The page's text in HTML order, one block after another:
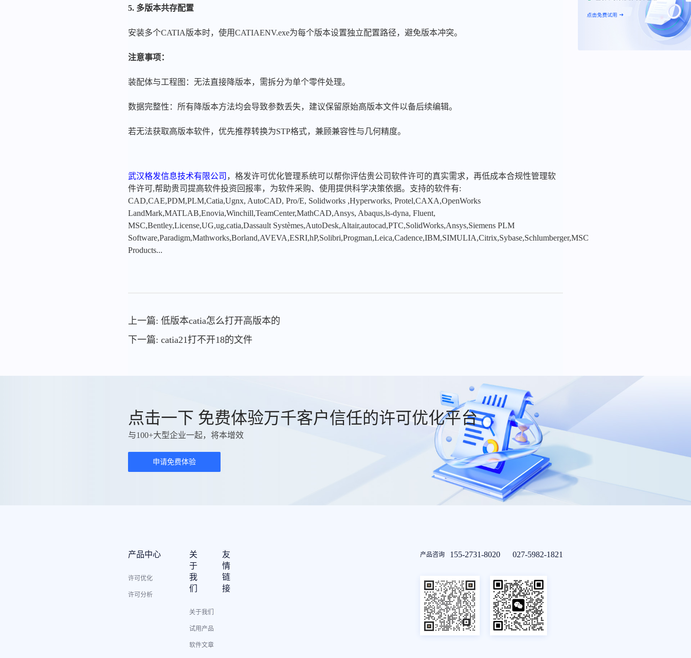
5. 多版本共存配置
安装多个CATIA版本时，使用CATIAENV.exe为每个版本设置独立配置路径，避免版本冲突。
注意事项：
装配体与工程图：无法直接降版本，需拆分为单个零件处理。
数据完整性：所有降版本方法均会导致参数丢失，建议保留原始高版本文件以备后续编辑。
若无法获取高版本软件，优先推荐转换为STP格式，兼顾兼容性与几何精度。
武汉格发信息技术有限公司 ，格发许可优化管理系统可以帮你评估贵公司软件许可的真实需求，再低成本合规性管理软
件许可,帮助贵司提高软件投资回报率，为软件采购、使用提供科学决策依据。支持的软件有:
CAD,CAE,PDM,PLM,Catia,Ugnx, AutoCAD, Pro/E, Solidworks ,Hyperworks, Protel,CAXA,OpenWorks
LandMark,MATLAB,Enovia,Winchill,TeamCenter,MathCAD,Ansys, Abaqus,ls-dyna, Fluent,
MSC,Bentley,License,UG,ug,catia,Dassault Systèmes,AutoDesk,Altair,autocad,PTC,SolidWorks,Ansys,Siemens PLM
Software,Paradigm,Mathworks,Borland,AVEVA,ESRI,hP,Solibri,Progman,Leica,Cadence,IBM,SIMULIA,Citrix,Sybase,Schlumberger,MSC
Products...
上一篇: 低版本catia怎么打开高版本的
下一篇: catia21打不开18的文件
点击一下 免费体验万千客户信任的许可优化平台
与100+大型企业一起，将本增效
申请免费体验
产品中心
许可优化
许可分析
关
于
我
们
关于我们
试用产品
软件文章
友
情
链
接
产品咨询 155-2731-8020 027-5982-1821